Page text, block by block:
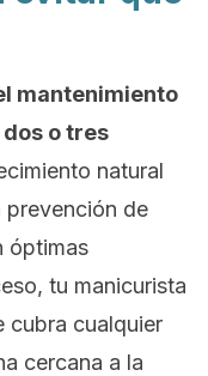
mantenimiento
o tres
natural
prevención de
óptimas
tu manicurista
cubra cualquier
cercana a la